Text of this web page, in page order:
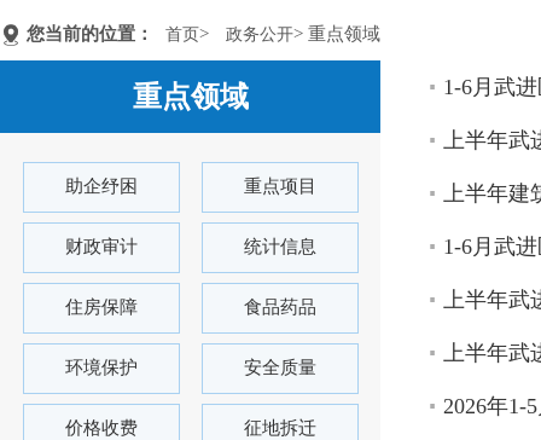
您当前的位置： 首页> 政务公开> 重点领域
重点领域
助企纾困 重点项目
财政审计 统计信息
住房保障 食品药品
环境保护 安全质量
价格收费 征地拆迁
1-6月武
上半年武
上半年建
1-6月武
上半年武
上半年武
2026年1-